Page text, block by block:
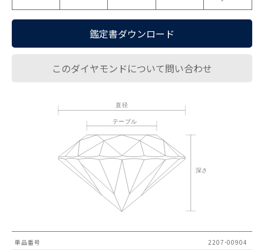
鑑定書ダウンロード
このダイヤモンドについて問い合わせ
単品番号 2207-00904